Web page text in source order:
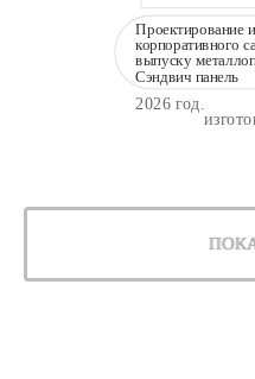
Проектирование
корпоративного
выпуску
Сэндвич панель
2026 год.